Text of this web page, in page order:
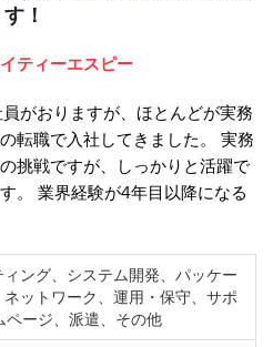
す！
ティーエスピー
がおりますが、ほとんどが実務
転職で入社してきました。 実務
挑戦ですが、しっかりと活躍で
。 業界経験が4年目以降になる
ング、システム開発、パッケー
ネットワーク、運用・保守、サポ
ページ、派遣、その他